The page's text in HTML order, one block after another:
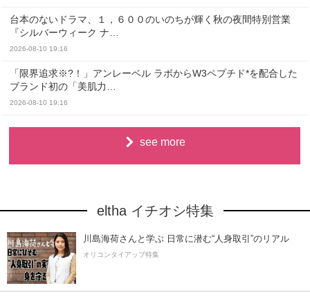
台本のないドラマ、１，６００のいのちが輝く秋の夜間特別営業
『シルバーウィーク ナ…
2026-08-10 19:16
「限界追求※?！」アンレーベル ラボからW3ペプチド*を配合した
ブランド初の「美肌力…
2026-08-10 19:16
see more
eltha イチオシ特集
川島海荷さんと学ぶ 日常に潜む“人身取引”のリアル
オリコンタイアップ特集